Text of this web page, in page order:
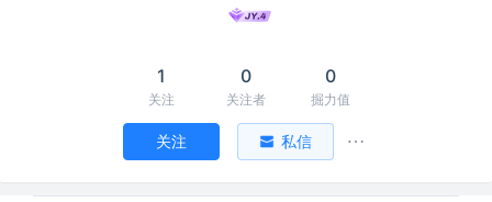
1
关注
0
关注者
0
掘力值
关注 私信